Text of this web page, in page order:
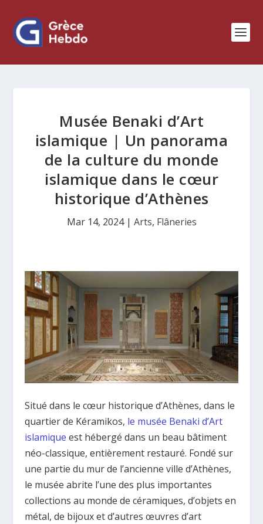
Musée Benaki d’Art
islamique | Un panorama
de la culture du monde
islamique dans le cœur
historique d’Athènes
Mar 14, 2024| Arts, Flâneries
Situé dans le cœur historique d’Athènes, dans le
quartier de Kéramikos, le musée Benaki d’Art
islamique est hébergé dans un beau bâtiment
néo-classique, entièrement restauré. Fondé sur
une partie du mur de l’ancienne ville d’Athènes,
le musée abrite l’une des plus importantes
collections au monde de céramiques, d’objets en
métal, de bijoux et d’autres œuvres d’art